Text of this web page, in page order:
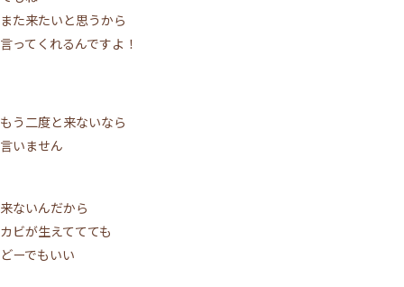
また来たいと思うから
言ってくれるんですよ！
もう二度と来ないなら
言いません
来ないんだから
カビが生えててても
どーでもいい